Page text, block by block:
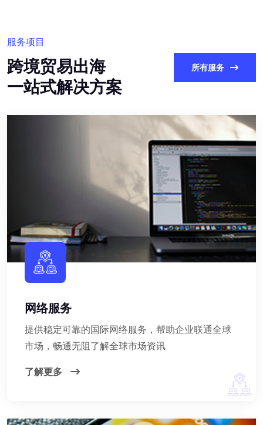
服务项目
跨境贸易出海
一站式解决方案
所有服务
网络服务
提供稳定可靠的国际网络服务，帮助企业联通全球
市场，畅通无阻了解全球市场资讯
了解更多